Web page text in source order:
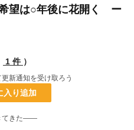
望は○年後に花開く ー
1 件 ）
新通知を受け取ろう
入り追加
てきた――